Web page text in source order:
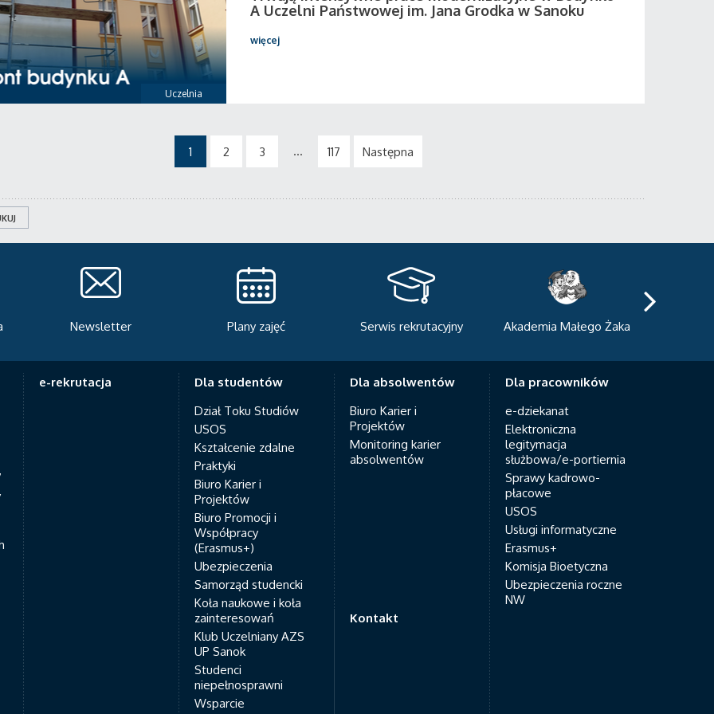
Uczelnia
A Uczelni Państwowej im. Jana Grodka w Sanoku
więcej
1 2 3 ... 117 Następna
Plany zajęć Serwis rekrutacyjny Akademia Małego Żaka
Centrum Sportowo-
e-rekrutacja
Dla studentów
Dział Toku Studiów
USOS
Kształcenie zdalne
Praktyki
Biuro Karier i
Projektów
Biuro Promocji i
Współpracy
(Erasmus+)
Ubezpieczenia
Samorząd studencki
Koła naukowe i koła
zainteresowań
Klub Uczelniany AZS
UP Sanok
Studenci
niepełnosprawni
Wsparcie
Dla absolwentów
Biuro Karier i
Projektów
Monitoring karier
absolwentów
Dla pracowników
e-dziekanat
Elektroniczna
legitymacja
służbowa/e-portiernia
Sprawy kadrowo-
płacowe
USOS
Usługi informatyczne
Erasmus+
Komisja Bioetyczna
Ubezpieczenia roczne
NW
Kontakt